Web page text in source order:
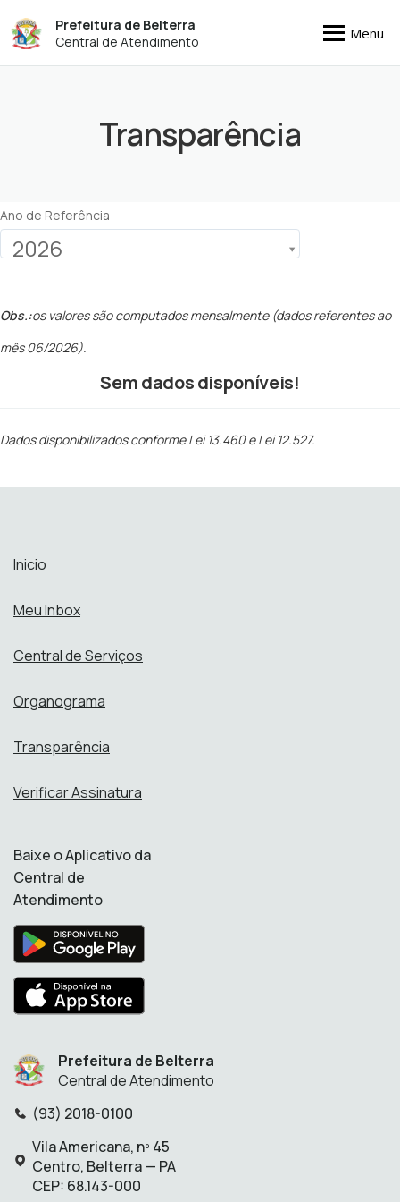
Prefeitura de Belterra
Central de Atendimento
Menu
Transparência
Ano de Referência
2026
Obs.:os valores são computados mensalmente (dados referentes ao
mês 06/2026).
Sem dados disponíveis!
Dados disponibilizados conforme Lei 13.460 e Lei 12.527.
Inicio
Meu Inbox
Central de Serviços
Organograma
Transparência
Verificar Assinatura
Baixe o Aplicativo da
Central de
Atendimento
Prefeitura de Belterra
Central de Atendimento
(93) 2018-0100
Endereço:
Vila Americana, nº 45
Centro, Belterra — PA
CEP: 68.143-000